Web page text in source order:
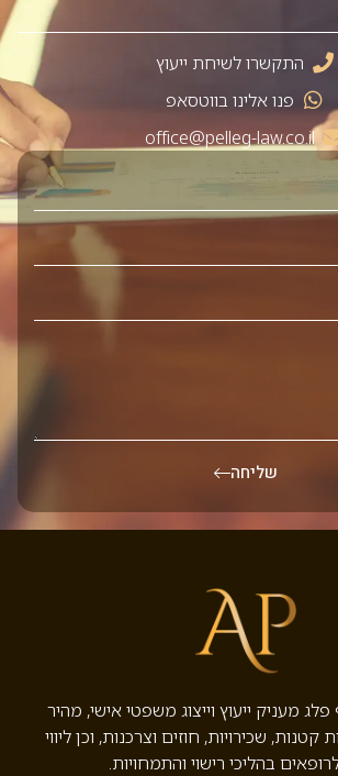
התקשרו לשיחת ייעוץ
פנו אלינו בווטסאפ
office@pelleg-law.co.il
שליחה
מעניק ייעוץ וייצוג משפטי אישי, מהיר
קטנות, שכירויות, חוזים וצרכנות, וכן ליווי
לרופאים בהליכי רישוי והתמחויות.